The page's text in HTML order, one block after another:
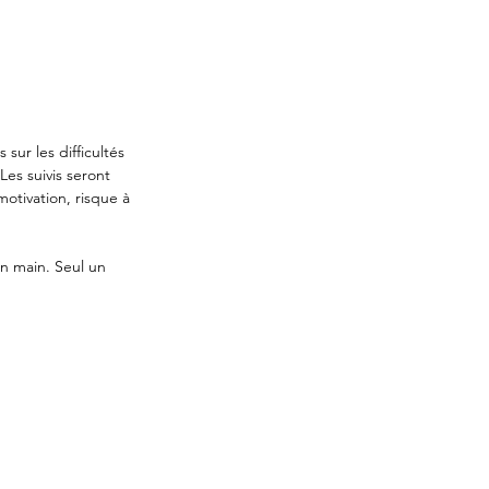
sur les difficultés
suivis seront
risque à
main. Seul un